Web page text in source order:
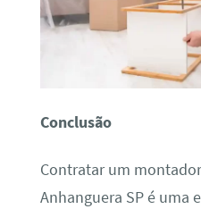
Conclusão
Contratar um
Anhanguera SP é uma